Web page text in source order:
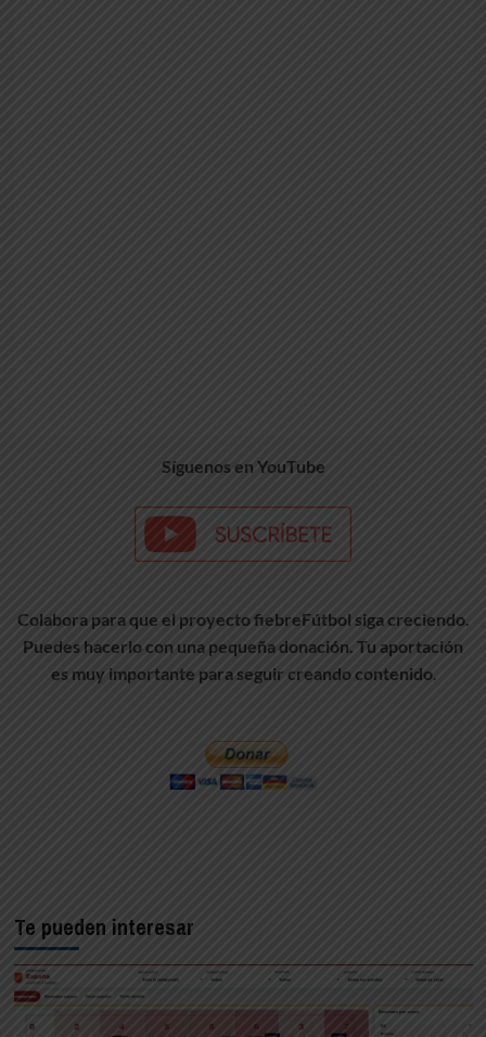
Síguenos en YouTube
Colabora para que el proyecto fiebreFútbol siga creciendo.
Puedes hacerlo con una pequeña donación. Tu aportación
es muy importante para seguir creando contenido.
Te pueden interesar